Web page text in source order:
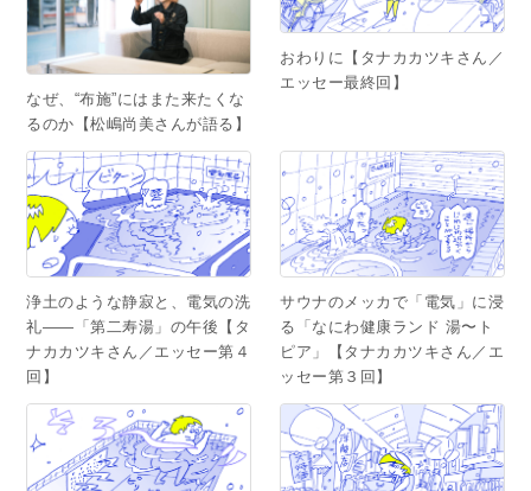
なぜ、“布施”にはまた来たくな
るのか【松嶋尚美さんが語る】
おわりに【タナカカツキさん／
エッセー最終回】
浄土のような静寂と、電気の洗
礼――「第二寿湯」の午後【タ
ナカカツキさん／エッセー第４
回】
サウナのメッカで「電気」に浸
る「なにわ健康ランド 湯〜ト
ピア」【タナカカツキさん／エ
ッセー第３回】